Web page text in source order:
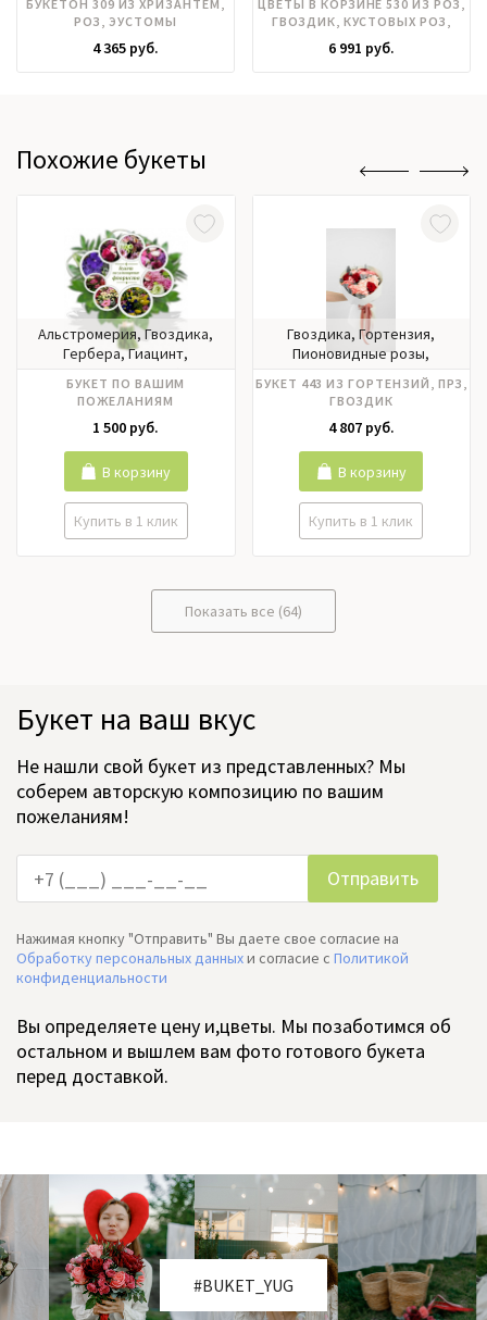
БУКЕТОН 309 ИЗ ХРИЗАНТЕМ,
РОЗ, ЭУСТОМЫ
4 365 руб.
Фрезия, Эвкалипт, Эустома
ЦВЕТЫ В КОРЗИНЕ 530 ИЗ РОЗ,
ГВОЗДИК, КУСТОВЫХ РОЗ,
МАТИОЛЫ И КОРТАДЕРИЯ
6 991 руб.
Похожие букеты
Альстромерия, Гвоздика,
Гербера, Гиацинт,
Лилии, Матрикария,
Нарцисс, Нобилис,
Орхидея, Пионовидные
розы, Пионы, Подсолнух,
Ранункулюс, Роза кустовая,
Розы российские, Розы
эквадор, Тюльпаны,
Фрезия, Хризантема,
БУКЕТ ПО ВАШИМ
ПОЖЕЛАНИЯМ
1 500 руб.
Купить в 1 клик
В корзину
Гвоздика, Гортензия,
Пионовидные розы,
БУКЕТ 443 ИЗ ГОРТЕНЗИЙ, ПРЗ,
ГВОЗДИК
4 807 руб.
Купить в 1 клик
В корзину
Показать все (64)
Букет на ваш вкус
Не нашли свой букет из представленных? Мы
соберем авторскую композицию по вашим
пожеланиям!
Нажимая кнопку "Отправить" Вы даете свое согласие на
Обработку персональных данныхи согласие c Политикой
конфиденциальности
Вы определяете цену и,цветы. Мы позаботимся об
остальном и вышлем вам фото готового букета
перед доставкой.
#BUKET_YUG